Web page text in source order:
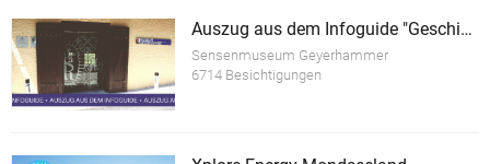
Auszug aus dem Infoguide "Geschichte des Sensenschmiedemuseum Geyerhammer"
Sensenmuseum Geyerhammer
6714 Besichtigungen